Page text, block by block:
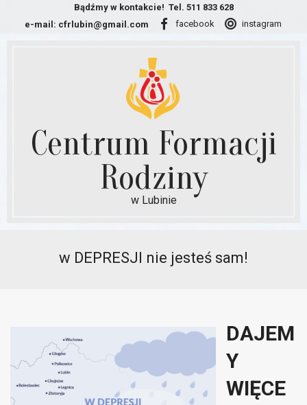
Bądźmy w kontakcie! Tel. 511 833 628
e-mail: cfrlubin@gmail.com facebook instagram
Centrum Formacji
Rodziny
w Lubinie
w DEPRESJI nie jesteś sam!
DAJEM
Y
WIĘCE